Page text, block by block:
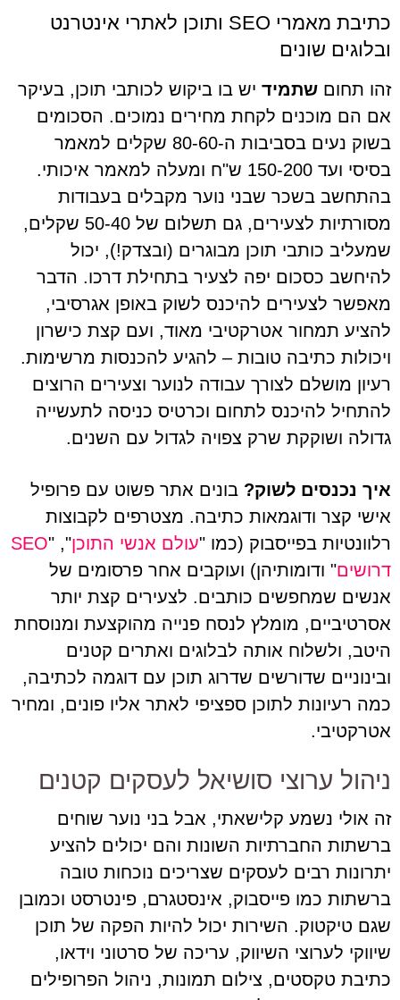
כתיבת מאמרי SEO ותוכן לאתרי אינטרנט
ובלוגים שונים
זהו תחום שתמידיש בו ביקוש לכותבי תוכן, בעיקר
אם הם מוכנים לקחת מחירים נמוכים. הסכומים
בשוק נעים בסביבות ה-80-60 שקלים למאמר
בסיסי ועד 150-200 ש"ח ומעלה למאמר איכותי.
בהתחשב בשכר שבני נוער מקבלים בעבודות
מסורתיות לצעירים, גם תשלום של 50-40 שקלים,
שמעליב כותבי תוכן מבוגרים (ובצדק!), יכול
להיחשב כסכום יפה לצעיר בתחילת דרכו. הדבר
מאפשר לצעירים להיכנס לשוק באופן אגרסיבי,
להציע תמחור אטרקטיבי מאוד, ועם קצת כישרון
ויכולות כתיבה טובות – להגיע להכנסות מרשימות.
רעיון מושלם לצורך עבודה לנוער וצעירים הרוצים
להתחיל להיכנס לתחום וכרטיס כניסה לתעשייה
גדולה ושוקקת שרק צפויה לגדול עם השנים.
איך נכנסים לשוק?בונים אתר פשוט עם פרופיל
אישי קצר ודוגמאות כתיבה. מצטרפים לקבוצות
רלוונטיות בפייסבוק (כמו "עולם אנשי התוכן", "
SEO
דרושים" ודומותיהן) ועוקבים אחר פרסומים של
אנשים שמחפשים כותבים. לצעירים קצת יותר
אסרטיביים, מומלץ לנסח פנייה מהוקצעת ומנוסחת
היטב, ולשלוח אותה לבלוגים ואתרים קטנים
ובינוניים שדורשים שדרוג תוכן עם דוגמה לכתיבה,
כמה רעיונות לתוכן ספציפי לאתר אליו פונים, ומחיר
אטרקטיבי.
ניהול ערוצי סושיאל לעסקים קטנים
זה אולי נשמע קלישאתי, אבל בני נוער שוחים
ברשתות החברתיות השונות והם יכולים להציע
יתרונות רבים לעסקים שצריכים נוכחות טובה
ברשתות כמו פייסבוק, אינסטגרם, פינטרסט וכמובן
שגם טיקטוק. השירות יכול להיות הפקה של תוכן
שיווקי לערוצי השיווק, עריכה של סרטוני וידאו,
כתיבת טקסטים, צילום תמונות, ניהול הפרופילים